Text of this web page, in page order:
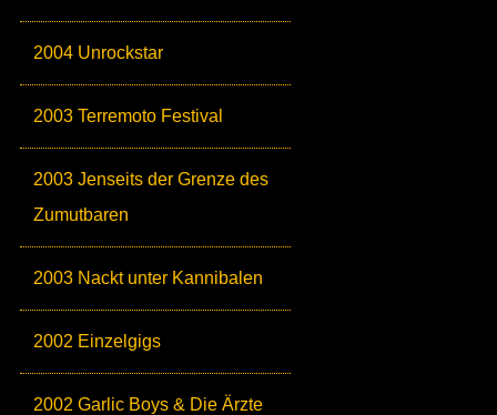
2004 Unrockstar
2003 Terremoto Festival
2003 Jenseits der Grenze des
Zumutbaren
2003 Nackt unter Kannibalen
2002 Einzelgigs
2002 Garlic Boys & Die Ärzte